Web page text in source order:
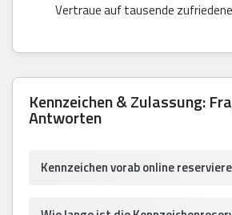
Vertraue auf tausende
Kennzeichen & Zulassung:
Antworten
Kennzeichen vorab online